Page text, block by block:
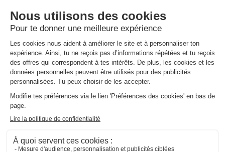
Camping La Garenne★★★
Nefiach Voir sur la carte
Avis clients